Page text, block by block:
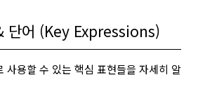
단어 (Key Expressions)
사용할 수 있는 핵심 표현들을 자세히 알